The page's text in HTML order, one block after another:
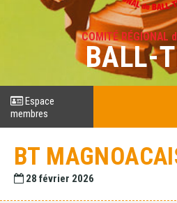
COMITÉ RÉGIONAL
BALL-
Espace
membres
BT
28 février 2026